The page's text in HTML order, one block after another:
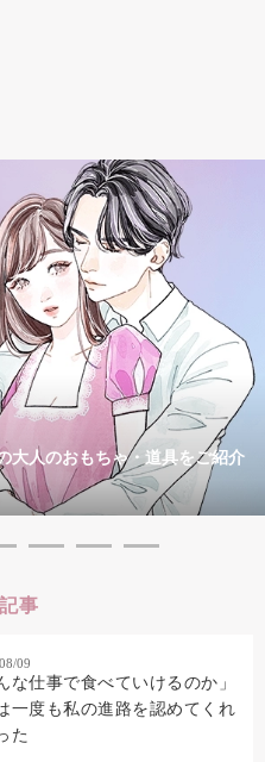
大人のおもちゃ・道具をご紹介
事
09
な仕事で食べていけるのか」
一度も私の進路を認めてくれ
た